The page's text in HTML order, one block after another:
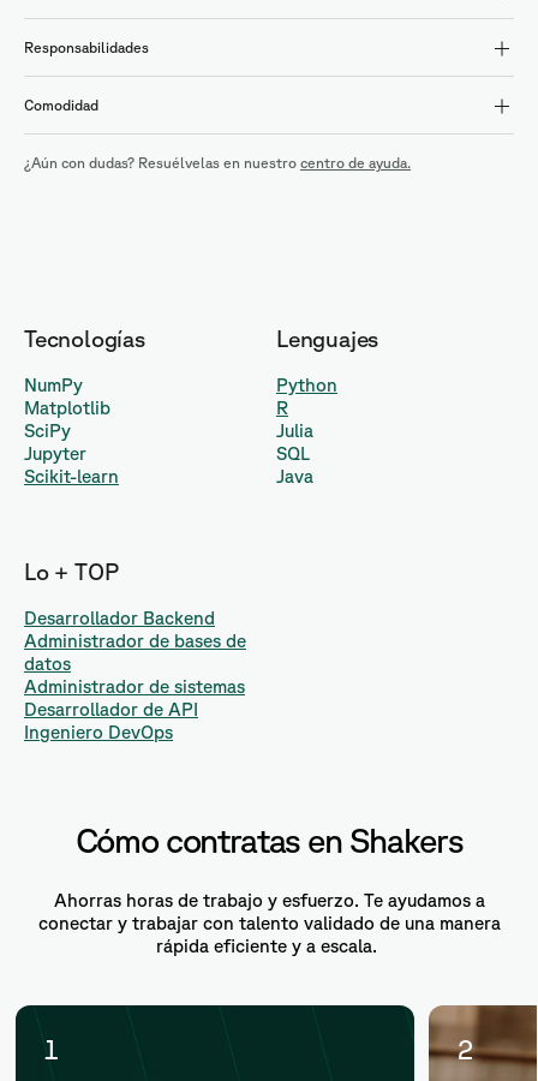
Responsabilidades
Comodidad
¿Aún con dudas? Resuélvelas en nuestro centro de ayuda.
Tecnologías
NumPy
Matplotlib
SciPy
Jupyter
Scikit-learn
Lenguajes
Python
R
Julia
SQL
Java
Lo + TOP
Desarrollador Backend
Administrador de bases de
datos
Administrador de sistemas
Desarrollador de API
Ingeniero DevOps
Cómo contratas en Shakers
Ahorras horas de trabajo y esfuerzo. Te ayudamos a
conectar y trabajar con talento validado de una manera
rápida eficiente y a escala.
1 2